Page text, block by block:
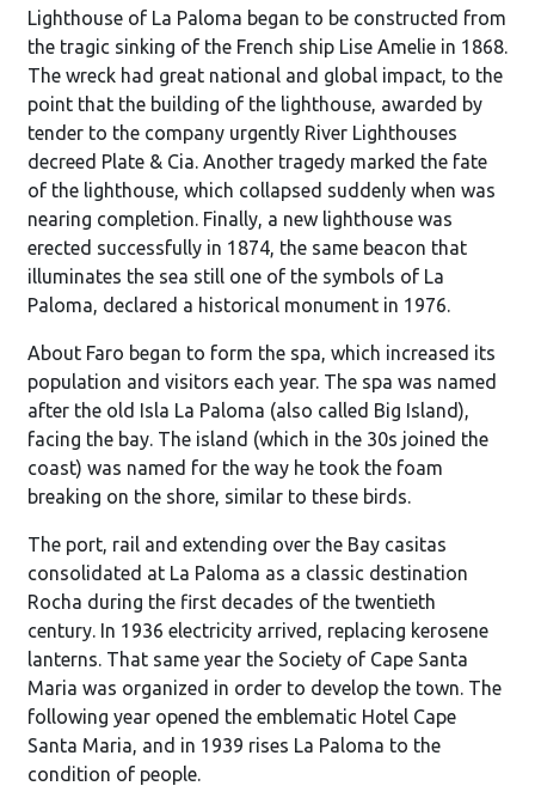
Lighthouse of La Paloma began to be constructed from
the tragic sinking of the French ship Lise Amelie in 1868.
The wreck had great national and global impact, to the
point that the building of the lighthouse, awarded by
tender to the company urgently River Lighthouses
decreed Plate & Cia. Another tragedy marked the fate
of the lighthouse, which collapsed suddenly when was
nearing completion. Finally, a new lighthouse was
erected successfully in 1874, the same beacon that
illuminates the sea still one of the symbols of La
Paloma, declared a historical monument in 1976.
About Faro began to form the spa, which increased its
population and visitors each year. The spa was named
after the old Isla La Paloma (also called Big Island),
facing the bay. The island (which in the 30s joined the
coast) was named for the way he took the foam
breaking on the shore, similar to these birds.
The port, rail and extending over the Bay casitas
consolidated at La Paloma as a classic destination
Rocha during the first decades of the twentieth
century. In 1936 electricity arrived, replacing kerosene
lanterns. That same year the Society of Cape Santa
Maria was organized in order to develop the town. The
following year opened the emblematic Hotel Cape
Santa Maria, and in 1939 rises La Paloma to the
condition of people.